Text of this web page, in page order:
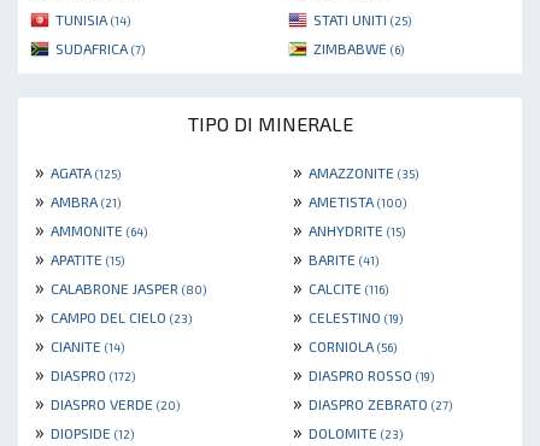
TUNISIA (14) STATI UNITI (25)
SUDAFRICA (7) ZIMBABWE (6)
TIPO DI MINERALE
» AGATA (125) » AMAZZONITE (35)
» AMBRA (21) » AMETISTA (100)
» AMMONITE (64) » ANHYDRITE (15)
» APATITE (15) » BARITE (41)
» CALABRONE JASPER (80) » CALCITE (116)
» CAMPO DEL CIELO (23) » CELESTINO (19)
» CIANITE (14) » CORNIOLA (56)
» DIASPRO (172) » DIASPRO ROSSO (19)
» DIASPRO VERDE (20) » DIASPRO ZEBRATO (27)
» DIOPSIDE (12) » DOLOMITE (23)